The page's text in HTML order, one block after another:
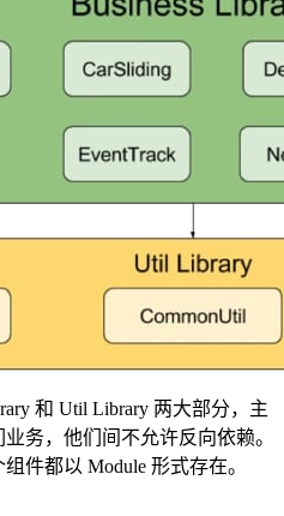
和 Util Library 两大部分，主
务，他们间不允许反向依赖。
件都以 Module 形式存在。